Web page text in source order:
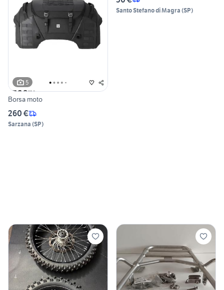
5
Borsa moto
260 €
Sarzana (SP)
Santo Stefano di Magra (SP)